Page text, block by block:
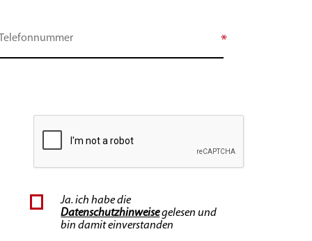
Ja. ich habe die
Datenschutzhinweisegelesen und
bin damit einverstanden